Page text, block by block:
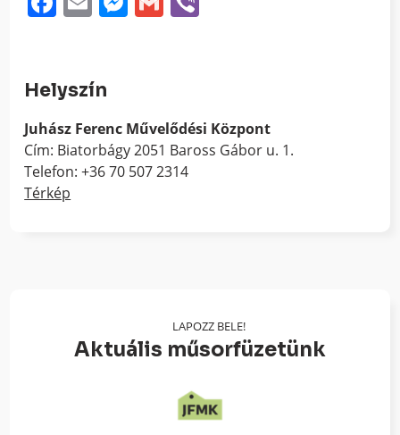
Helyszín
Juhász Ferenc Művelődési Központ
Cím: Biatorbágy 2051 Baross Gábor u. 1.
Telefon: +36 70 507 2314
Térkép
LAPOZZ BELE!
Aktuális műsorfüzetünk